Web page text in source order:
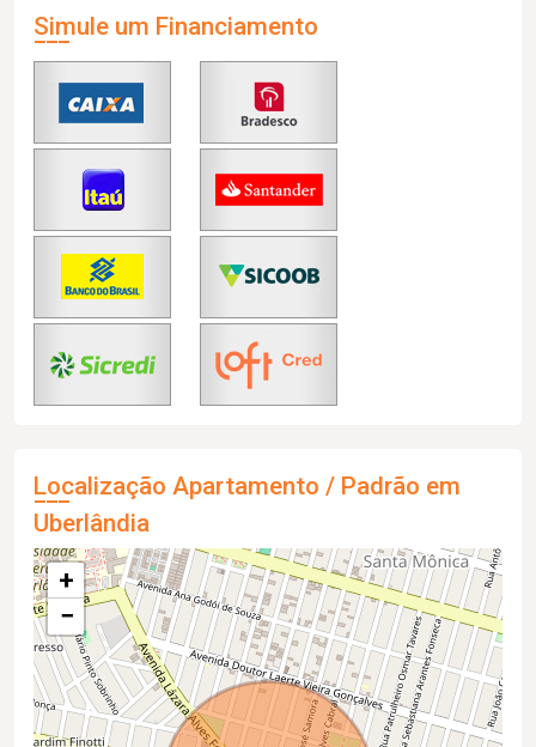
Simule um Financiamento
Localização Apartamento / Padrão em
Uberlândia
+
−